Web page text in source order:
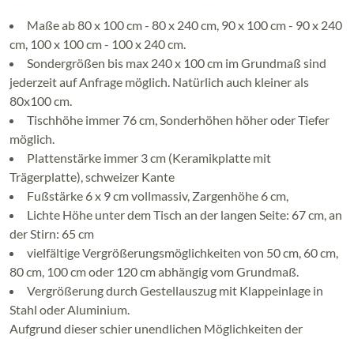
Maße ab 80 x 100 cm - 80 x 240 cm, 90 x 100 cm - 90 x 240
cm, 100 x 100 cm - 100 x 240 cm.
Sondergrößen bis max 240 x 100 cm im Grundmaß sind
jederzeit auf Anfrage möglich. Natürlich auch kleiner als
80x100 cm.
Tischhöhe immer 76 cm, Sonderhöhen höher oder Tiefer
möglich.
Plattenstärke immer 3 cm (Keramikplatte mit
Trägerplatte), schweizer Kante
Fußstärke 6 x 9 cm vollmassiv, Zargenhöhe 6 cm,
Lichte Höhe unter dem Tisch an der langen Seite: 67 cm, an
der Stirn: 65 cm
vielfältige Vergrößerungsmöglichkeiten von 50 cm, 60 cm,
80 cm, 100 cm oder 120 cm abhängig vom Grundmaß.
Vergrößerung durch Gestellauszug mit Klappeinlage in
Stahl oder Aluminium.
Aufgrund dieser schier unendlichen Möglichkeiten der